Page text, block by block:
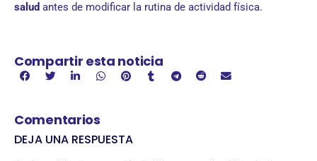
salud antes de modificar la rutina de actividad física.
Compartir esta noticia
Comentarios
DEJA UNA RESPUESTA